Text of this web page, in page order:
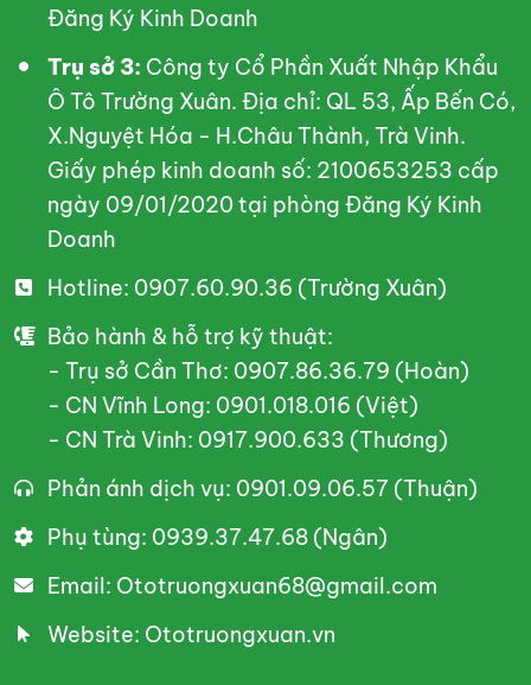
Đăng Ký Kinh Doanh
Trụ sở 3: Công ty Cổ Phần Xuất Nhập Khẩu
Ô Tô Trường Xuân. Địa chỉ: QL 53, Ấp Bến Có,
X.Nguyệt Hóa - H.Châu Thành, Trà Vinh.
Giấy phép kinh doanh số: 2100653253 cấp
ngày 09/01/2020 tại phòng Đăng Ký Kinh
Doanh
Hotline: 0907.60.90.36 (Trường Xuân)
Bảo hành & hỗ trợ kỹ thuật:
- Trụ sở Cần Thơ: 0907.86.36.79 (Hoàn)
- CN Vĩnh Long: 0901.018.016 (Việt)
- CN Trà Vinh: 0917.900.633 (Thương)
Phản ánh dịch vụ: 0901.09.06.57 (Thuận)
Phụ tùng: 0939.37.47.68 (Ngân)
Email: Ototruongxuan68@gmail.com
Website: Ototruongxuan.vn